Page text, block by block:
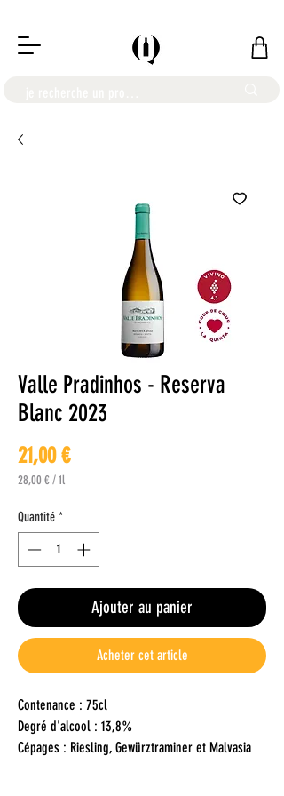
Valle Pradinhos - Reserva
Blanc 2023
21,00 €Prix
28,00 €/1l
pour
1
Quantité *
Ajouter au panier
Acheter cet article
Contenance : 75cl
Degré d'alcool : 13,8%
Cépages : Riesling, Gewürztraminer et Malvasia